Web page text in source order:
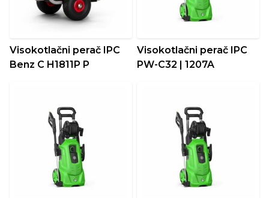
Visokotlačni perač IPC
Benz C H1811P P
Visokotlačni perač IPC
PW-C32 | 1207A